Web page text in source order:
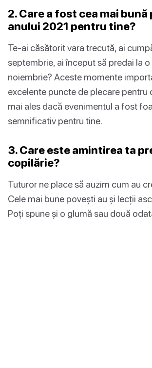
2. Care a fost cea mai bună
anului 2021 pentru tine?
Te-ai căsătorit vara trecută, ai
septembrie, ai început să predai la
noiembrie? Aceste momente
excelente puncte de plecare pentru
mai ales dacă evenimentul a fost
semnificativ pentru tine.
3. Care este amintirea ta
copilărie?
Tuturor ne place să auzim cum au
Cele mai bune povești au și lecții
Poți spune și o glumă sau două